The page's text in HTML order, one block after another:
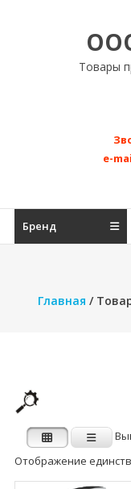
Товары
e-
Бренд
Главная /
Отображение